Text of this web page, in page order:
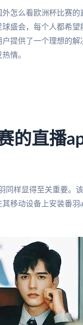
怎么看欧洲杯比赛
盛会，每个人都希
提供了一个理想的
情。
的直播
同样显得至关重要。
移动设备上安装番